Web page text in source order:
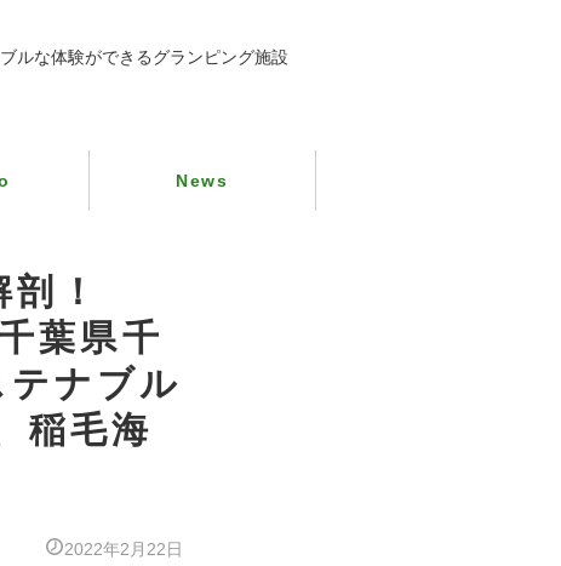
ルな体験ができるグランピング施設
News
！
葉県千
ナブル
稲毛海
2022年2月22日